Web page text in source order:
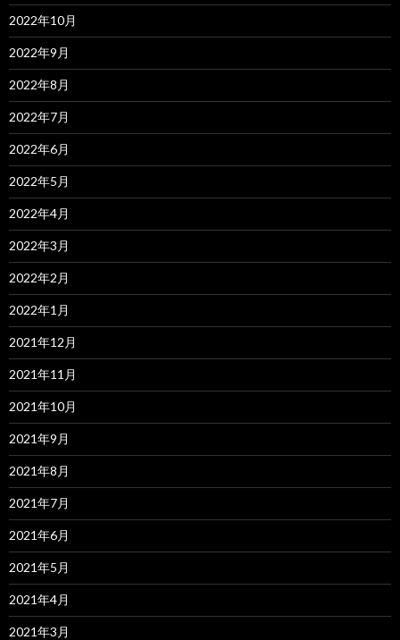
2022年10月
2022年9月
2022年8月
2022年7月
2022年6月
2022年5月
2022年4月
2022年3月
2022年2月
2022年1月
2021年12月
2021年11月
2021年10月
2021年9月
2021年8月
2021年7月
2021年6月
2021年5月
2021年4月
2021年3月